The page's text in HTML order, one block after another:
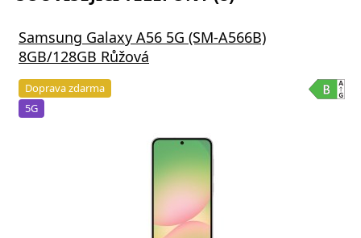
Samsung Galaxy A56 5G (SM-A566B)
8GB/128GB Růžová
Doprava zdarma
5G